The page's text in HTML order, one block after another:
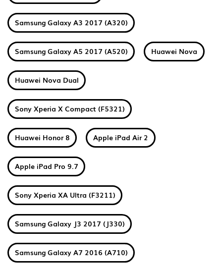
Samsung Galaxy A3 2017 (A320)
Samsung Galaxy A5 2017 (A520) Huawei Nova
Huawei Nova Dual
Sony Xperia X Compact (F5321)
Huawei Honor 8 Apple iPad Air 2
Apple iPad Pro 9.7
Sony Xperia XA Ultra (F3211)
Samsung Galaxy J3 2017 (J330)
Samsung Galaxy A7 2016 (A710)